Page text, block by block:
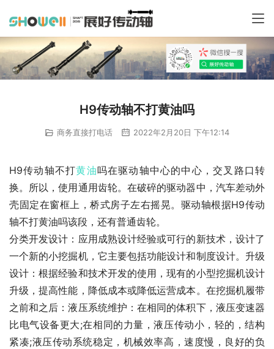
H9传动轴不打黄油吗
商务直接打电话 2022年2月20日 下午12:14
H9传动轴不打黄油吗在驱动轴中心的中心，交叉路口转
换。所以，使用通用齿轮。在破碎的驱动器中，汽车差动外
壳固定在窗框上，桥式房子左右摇晃。驱动轴根据H9传动
轴不打黄油吗该段，还有普通齿轮。
分类开发设计：应用成熟设计经验或可行的新技术，设计了
一个新的小挖掘机，它主要包括功能设计和制度设计。升级
设计：根据经验和技术开发的使用，现有的小型挖掘机设计
升级，提高性能，降低成本或降低运营成本。在挖掘机履带
之前和之后：液压系统维护：在相同的体积下，液压变速器
比电气设备更大;在相同的力量，液压传动小，轻的，结构
紧凑;液压传动系统稳定，机械效率高，速度慢，良好的负